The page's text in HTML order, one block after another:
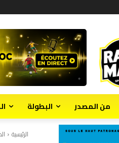
من المصدر البطولة
الرئيسية